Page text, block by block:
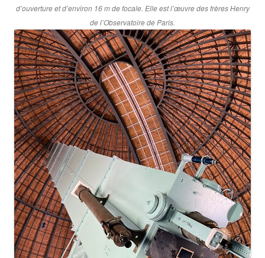
d’ouverture et d’environ 16 m de focale. Elle est l’œuvre des frères Henry
de l’Observatoire de Paris.